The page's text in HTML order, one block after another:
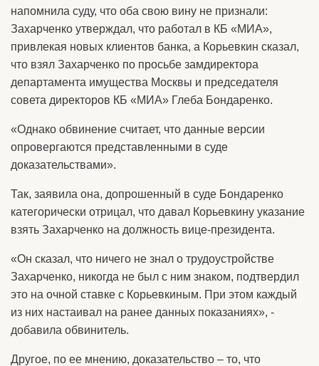
напомнила суду, что оба свою вину не признали:
Захарченко утверждал, что работал в КБ «МИА»,
привлекая новых клиентов банка, а Корьевкин сказал,
что взял Захарченко по просьбе замдиректора
департамента имущества Москвы и председателя
совета директоров КБ «МИА» Глеба Бондаренко.
«Однако обвинение считает, что данные версии
опровергаются представленными в суде
доказательствами».
Так, заявила она, допрошенный в суде Бондаренко
категорически отрицал, что давал Корьевкину указание
взять Захарченко на должность вице-президента.
«Он сказал, что ничего не знал о трудоустройстве
Захарченко, никогда не был с ним знаком, подтвердил
это на очной ставке с Корьевкиным. При этом каждый
из них настаивал на ранее данных показаниях», -
добавила обвинитель.
Другое, по ее мнению, доказательство – то, что